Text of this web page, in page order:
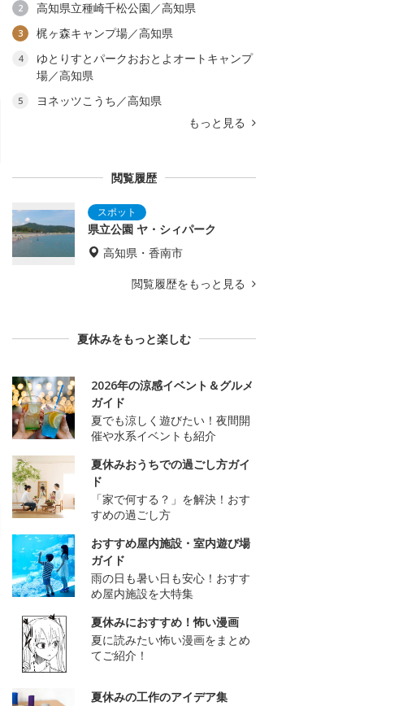
2 高知県立種崎千松公園／高知県
3 梶ヶ森キャンプ場／高知県
4
ゆとりすとパークおおとよオートキャンプ
場／高知県
5
ヨネッツこうち／高知県
もっと見る
閲覧履歴
県立公園 ヤ・シィパーク
高知県・香南市
閲覧履歴をもっと見る
夏休みをもっと楽しむ
2026年の涼感イベント＆グルメ
ガイド
夏でも涼しく遊びたい！夜間開
催や水系イベントも紹介
夏休みおうちでの過ごし方ガイ
ド
「家で何する？」を解決！おす
すめの過ごし方
おすすめ屋内施設・室内遊び場
ガイド
雨の日も暑い日も安心！おすす
め屋内施設を大特集
夏休みにおすすめ！怖い漫画
夏に読みたい怖い漫画をまとめ
てご紹介！
夏休みの工作のアイデア集